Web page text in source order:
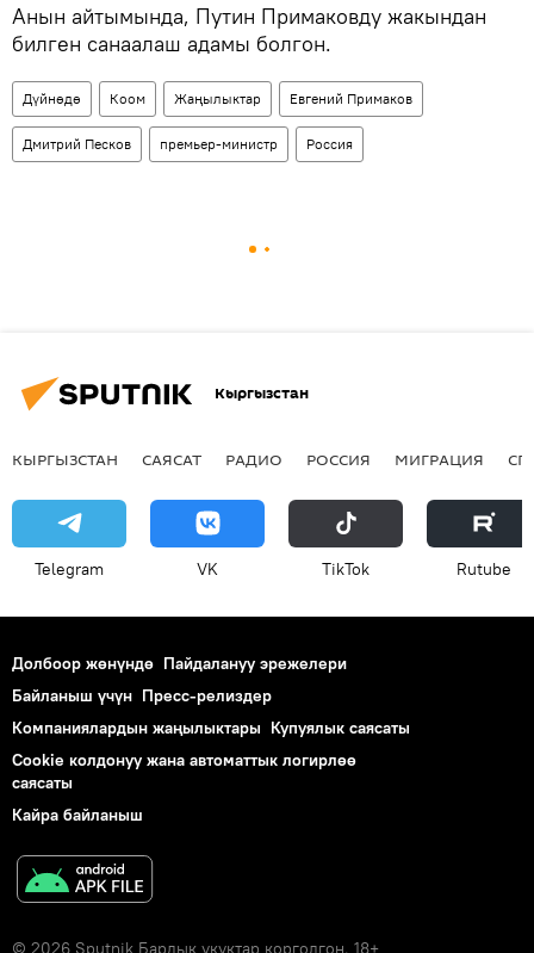
Анын айтымында, Путин Примаковду жакындан
билген санаалаш адамы болгон.
Дүйнөдө Коом Жаңылыктар Евгений Примаков
Дмитрий Песков премьер-министр Россия
Кыргызстан
КЫРГЫЗСТАН САЯСАТ РАДИО РОССИЯ МИГРАЦИЯ
Telegram VK ТikТоk Rutube
Долбоор жөнүндө Пайдалануу эрежелери
Байланыш үчүн Пресс-релиздер
Компаниялардын жаңылыктары Купуялык саясаты
Cookie колдонуу жана автоматтык логирлөө
саясаты
Кайра байланыш
© 2026 Sputnik Бардык укуктар корголгон. 18+